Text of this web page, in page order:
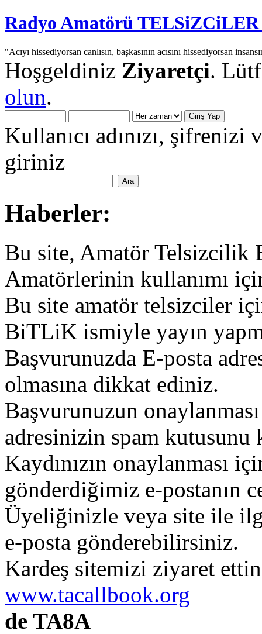
Radyo Amatörü
"Acıyı hissediyorsan canlısın, başkasının acısını hissediyorsan
Hoşgeldiniz Ziyaretçi.
olun.
Kullanıcı adınızı,
giriniz
Haberler:
Bu site, Amatör Telsizcilik
Amatörlerinin kullanımı
Bu site amatör telsizciler
BiTLiK ismiyle yayın
Başvurunuzda E-posta
olmasına dikkat ediniz.
Başvurunuzun
adresinizin spam
Kaydınızın onaylanması
gönderdiğimiz e-postanın
Üyeliğinizle veya site ile
e-posta gönderebilirsiniz.
Kardeş sitemizi ziyaret
www.tacallbook.org
de TA8A